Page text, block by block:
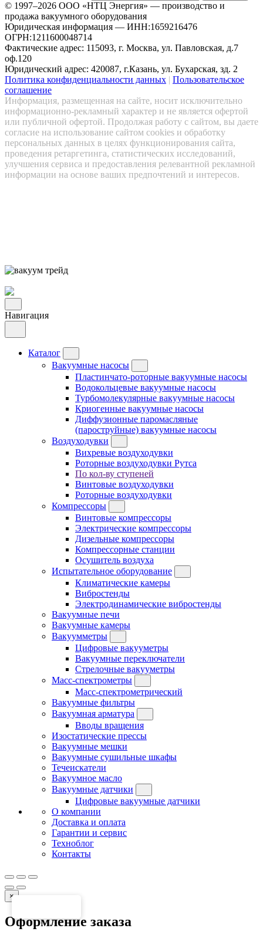
© 1997–2026 ООО «НТЦ Энергия» — производство и
продажа вакуумного оборудования
Юридическая информация — ИНН:1659216476
ОГРН:1211600048714
Фактические адрес: 115093, г. Москва, ул. Павловская, д.7
оф.120
Юридический адрес: 420087, г.Казань, ул. Бухарская, зд. 2
Политика конфиденциальности данных | Пользовательское
соглашение
Информация, размещенная на сайте, носит исключительно
информационно-рекламный характер и не является офертой
или публичной офертой. Продолжая работу с сайтом, вы даете
согласие на использование сайтом cookies и обработку
персональных данных в целях функционирования сайта,
проведения ретаргетинга, статистических исследований,
улучшения сервиса и предоставления релевантной рекламной
информации на основе ваших предпочтений и интересов.
Навигация
Каталог
Вакуумные насосы
Пластинчато-роторные вакуумные насосы
Водокольцевые вакуумные насосы
Турбомолекулярные вакуумные насосы
Криогенные вакуумные насосы
Диффузионные паромасляные
(пароструйные) вакуумные насосы
Воздуходувки
Вихревые воздуходувки
Роторные воздуходувки Рутса
По кол-ву ступеней
Винтовые воздуходувки
Роторные воздуходувки
Компрессоры
Винтовые компрессоры
Электрические компрессоры
Дизельные компрессоры
Компрессорные станции
Осушитель воздуха
Испытательное оборудование
Климатические камеры
Вибростенды
Электродинамические вибростенды
Вакуумные печи
Вакуумные камеры
Вакуумметры
Цифровые вакууметры
Вакуумные переключатели
Стрелочные вакууметры
Масс-спектрометры
Масс-спектрометрический
Вакуумные фильтры
Вакуумная арматура
Вводы вращения
Изостатические прессы
Вакуумные мешки
Вакуумные сушильные шкафы
Течеискатели
Вакуумное масло
Вакуумные датчики
Цифровые вакуумные датчики
О компании
Доставка и оплата
Гарантии и сервис
Техноблог
Контакты
×
Оформление заказа